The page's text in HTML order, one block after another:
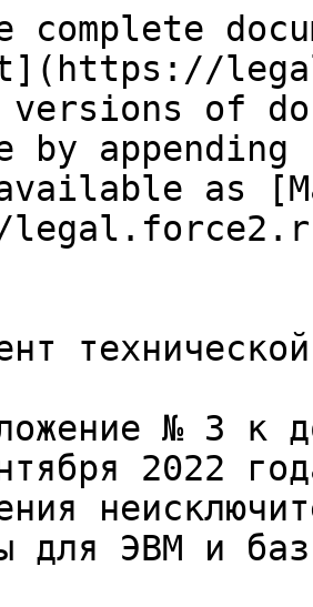
complete
versions of
by
as
№ 3 к
2022
для ЭВМ и